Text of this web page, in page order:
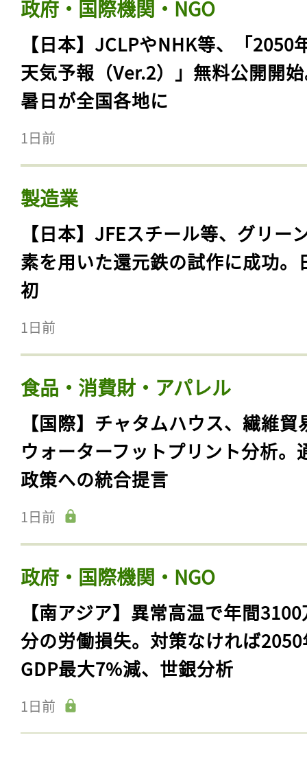
政府・国際機関・NGO
【日本】JCLPやNHK等、「2050
天気予報（Ver.2）」無料公開開
暑日が全国各地に
1日前
製造業
【日本】JFEスチール等、グリー
素を用いた還元鉄の試作に成功。
初
1日前
食品・消費財・アパレル
【国際】チャタムハウス、繊維貿
ウォーターフットプリント分析。
政策への統合提言
1日前
政府・国際機関・NGO
【南アジア】異常高温で年間
分の労働損失。対策なければ
GDP最大7%減、世銀分析
1日前